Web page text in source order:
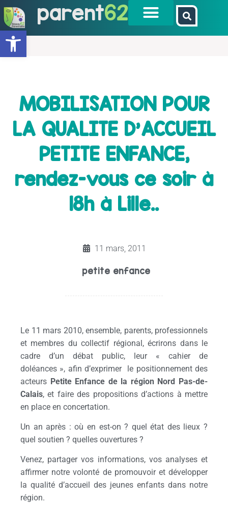
Ouvrir la barre d’outils
parent62
MOBILISATION POUR
LA QUALITE D'ACCUEIL
PETITE ENFANCE,
rendez-vous ce soir à
18h à Lille..
11 mars, 2011
petite enfance
Le 11 mars 2010, ensemble, parents, professionnels
et membres du collectif régional, écrirons dans le
cadre d’un débat public, leur « cahier de
doléances », afin d’exprimer le positionnement des
acteurs Petite Enfance de la région Nord Pas-de-
Calais, et faire des propositions d’actions à mettre
en place en concertation.
Un an après : où en est-on ? quel état des lieux ?
quel soutien ? quelles ouvertures ?
Venez, partager vos informations, vos analyses et
affirmer notre volonté de promouvoir et développer
la qualité d’accueil des jeunes enfants dans notre
région.